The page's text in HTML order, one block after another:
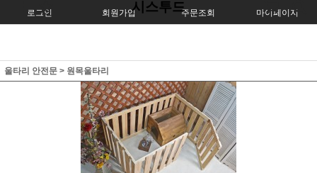
로그인 회원가입 주문조회 마이페이지
시스투드
울타리 안전문 > 원목울타리